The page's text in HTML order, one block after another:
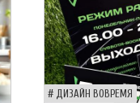
ДИЗАЙН ВОВРЕМЯ